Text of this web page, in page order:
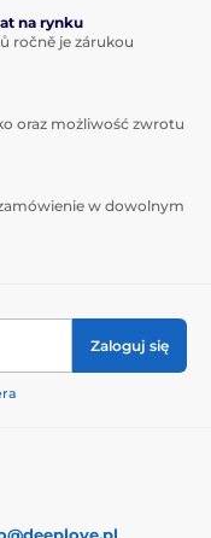
na rynku
ročně je zárukou
oraz możliwość zwrotu
w dowolnym
Zaloguj się